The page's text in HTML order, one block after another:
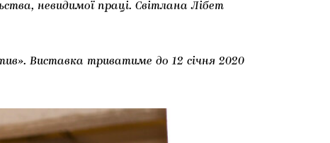
невидимої праці. Світлана Лібет
Виставка триватиме до 12 січня 2020